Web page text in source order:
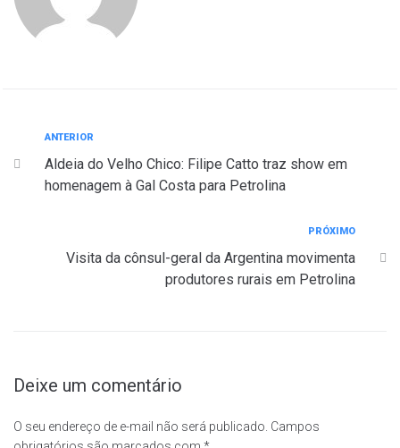
ANTERIOR
Aldeia do Velho Chico: Filipe Catto traz show em
homenagem à Gal Costa para Petrolina
PRÓXIMO
Visita da cônsul-geral da Argentina movimenta
produtores rurais em Petrolina
Deixe um comentário
O seu endereço de e-mail não será publicado. Campos